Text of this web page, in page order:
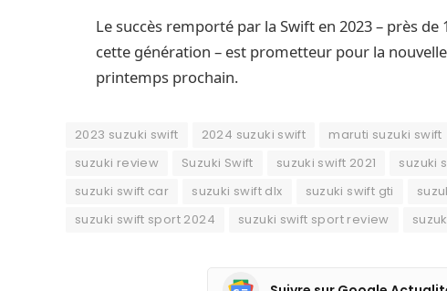
Le succès remporté par la Swift en 2023 – près
cette génération – est prometteur pour la
printemps prochain.
2023 suzuki swift 2024 suzuki swift maruti suzuki swift
suzuki review
Suzuki Swift suzuki swift 2021 suzuki
suzuki swift car
suzuki swift dlx suzuki swift gti
suzuki swift sport 2024
suzuki swift sport review